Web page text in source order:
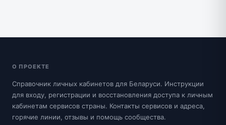
О ПРОЕКТЕ
Справочник личных кабинетов для Беларуси. Инструкции
для входу, регистрации и восстановления доступа к личным
кабинетам сервисов страны. Контакты сервисов и адреса,
горячие линии, отзывы и помощь сообщества.